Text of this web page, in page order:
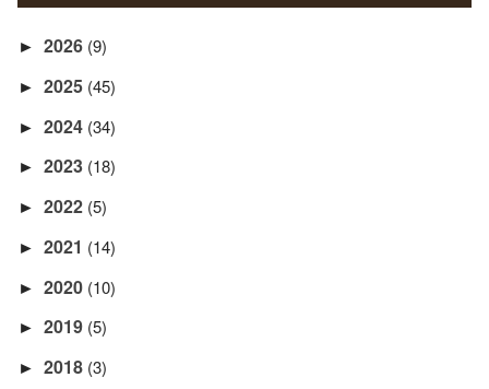
► 2026 (9)
► 2025 (45)
► 2024 (34)
► 2023 (18)
► 2022 (5)
► 2021 (14)
► 2020 (10)
► 2019 (5)
► 2018 (3)